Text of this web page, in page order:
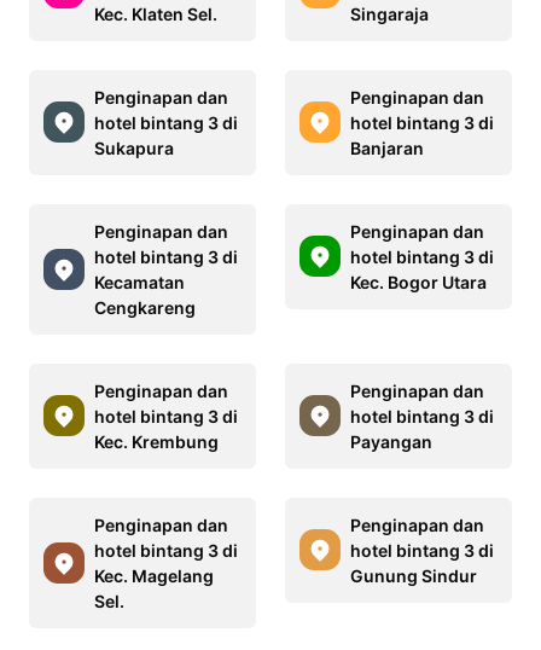
Kec. Klaten Sel.
Singaraja
Penginapan dan
hotel bintang 3 di
Sukapura
Penginapan dan
hotel bintang 3 di
Banjaran
Penginapan dan
hotel bintang 3 di
Kecamatan
Cengkareng
Penginapan dan
hotel bintang 3 di
Kec. Bogor Utara
Penginapan dan
hotel bintang 3 di
Kec. Krembung
Penginapan dan
hotel bintang 3 di
Payangan
Penginapan dan
hotel bintang 3 di
Kec. Magelang
Sel.
Penginapan dan
hotel bintang 3 di
Gunung Sindur